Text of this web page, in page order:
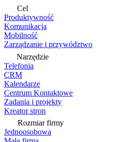
Cel
Produktywność
Komunikacja
Mobilność
Zarządzanie i przywództwo
Narzędzie
Telefonia
CRM
Kalendarze
Centrum Kontaktowe
Zadania i projekty
Kreator stron
Rozmiar firmy
Jednoosobowa